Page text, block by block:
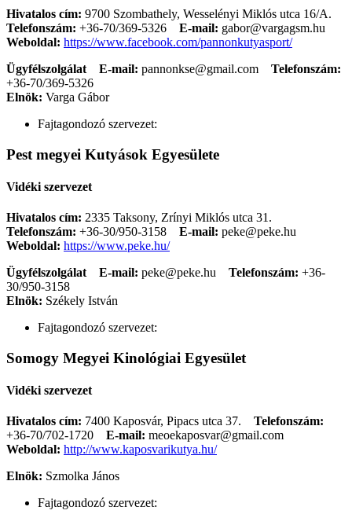
Hivatalos cím: 9700 Szombathely, Wesselényi Miklós utca 16/A.
Telefonszám: +36-70/369-5326 E-mail: gabor@vargagsm.hu
Weboldal: https://www.facebook.com/pannonkutyasport/
Ügyfélszolgálat
E-mail: pannonkse@gmail.com
Telefonszám:
+36-70/369-5326
Elnök: Varga Gábor
Fajtagondozó szervezet:
Pest megyei Kutyások Egyesülete
Vidéki szervezet
Hivatalos cím: 2335 Taksony, Zrínyi Miklós utca 31.
Telefonszám: +36-30/950-3158 E-mail: peke@peke.hu
Weboldal: https://www.peke.hu/
Ügyfélszolgálat
E-mail: peke@peke.hu Telefonszám: +36-
30/950-3158
Elnök: Székely István
Fajtagondozó szervezet:
Somogy Megyei Kinológiai Egyesület
Vidéki szervezet
Hivatalos cím: 7400 Kaposvár, Pipacs utca 37. Telefonszám:
+36-70/702-1720
E-mail: meoekaposvar@gmail.com
Weboldal: http://www.kaposvarikutya.hu/
Elnök: Szmolka János
Fajtagondozó szervezet: